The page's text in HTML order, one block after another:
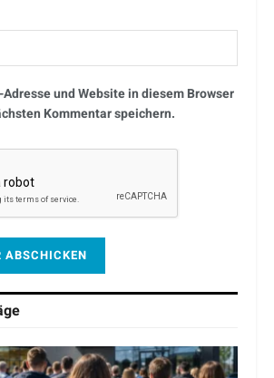
und Website in diesem Browser
Kommentar speichern.